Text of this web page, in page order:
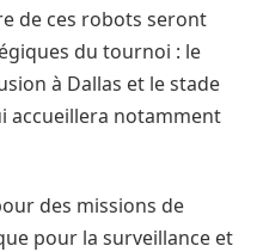
de ces robots seront
du tournoi : le
à Dallas et le stade
accueillera notamment
des missions de
pour la surveillance et